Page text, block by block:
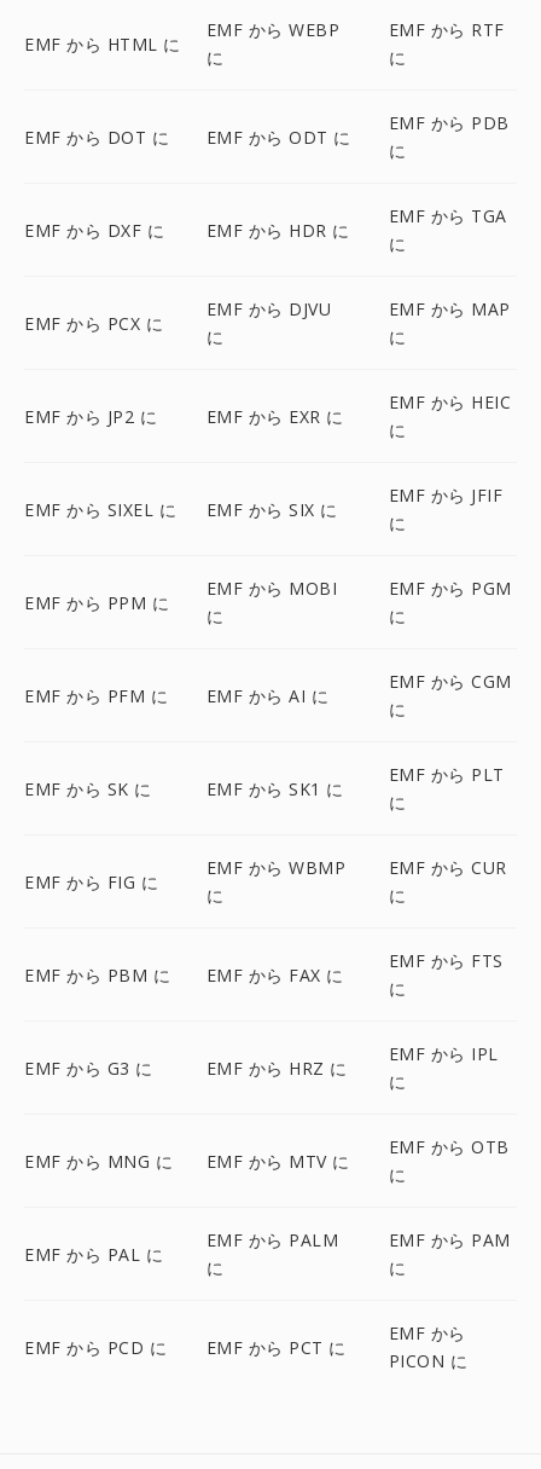
EMF から HTML に
EMF から WEBP
に
EMF から RTF
に
EMF から DOT に EMF から ODT に
EMF から PDB
に
EMF から DXF に EMF から HDR に
EMF から TGA
に
EMF から PCX に
EMF から DJVU
に
EMF から MAP
に
EMF から JP2 に EMF から EXR に
EMF から HEIC
に
EMF から SIXEL に EMF から SIX に
EMF から JFIF
に
EMF から PPM に
EMF から MOBI
に
EMF から PGM
に
EMF から PFM に EMF から AI に
EMF から CGM
に
EMF から SK に EMF から SK1 に
EMF から PLT
に
EMF から FIG に
EMF から WBMP
に
EMF から CUR
に
EMF から PBM に EMF から FAX に
EMF から FTS
に
EMF から G3 に EMF から HRZ に
EMF から IPL
に
EMF から MNG に EMF から MTV に
EMF から OTB
に
EMF から PAL に
EMF から PALM
に
EMF から PAM
に
EMF から PCD に EMF から PCT に
EMF から
PICON に